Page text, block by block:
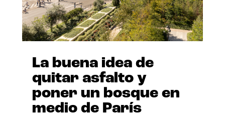
La buena idea de
quitar asfalto y
poner un bosque en
medio de París